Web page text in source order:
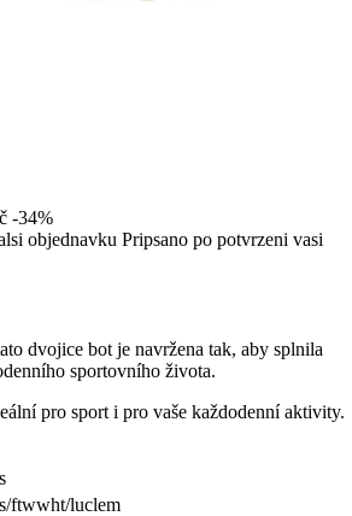
-34%
objednavku Pripsano po potvrzeni vasi
dvojice bot je navržena tak, aby splnila
sportovního života.
pro sport i pro vaše každodenní aktivity.
ftwwht/luclem